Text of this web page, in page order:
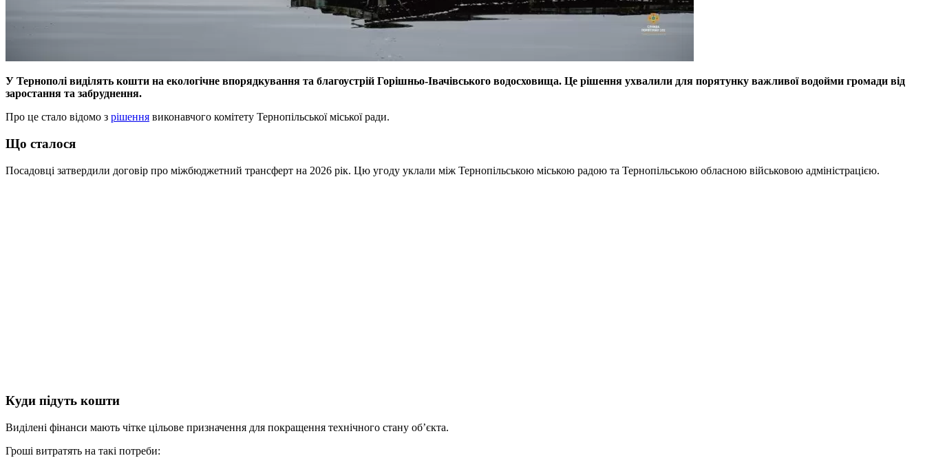
У Тернополі виділять кошти на екологічне впорядкування та благоустрій Горішньо-Івачівського водосховища. Це рішення ухвалили для порятунку важливої водойми громади від
заростання та забруднення.
Про це стало відомо з рішення виконавчого комітету Тернопільської міської ради.
Що сталося
Посадовці затвердили договір про міжбюджетний трансферт на 2026 рік. Цю угоду уклали між Тернопільською міською радою та Тернопільською обласною військовою адміністрацією.
Куди підуть кошти
Виділені фінанси мають чітке цільове призначення для покращення технічного стану об’єкта.
Гроші витратять на такі потреби: